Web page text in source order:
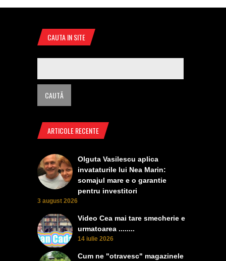
CAUTA IN SITE
ARTICOLE RECENTE
Olguta Vasilescu aplica
invataturile lui Nea Marin:
somajul mare e o garantie
pentru investitori
3 august 2026
Video Cea mai tare smecherie e
urmatoarea ........
14 iulie 2026
Cum ne "otravesc" magazinele